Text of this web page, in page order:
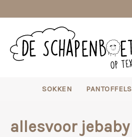
naar
inhoud
SOKKEN PANTOFFELS
allesvoor jebaby